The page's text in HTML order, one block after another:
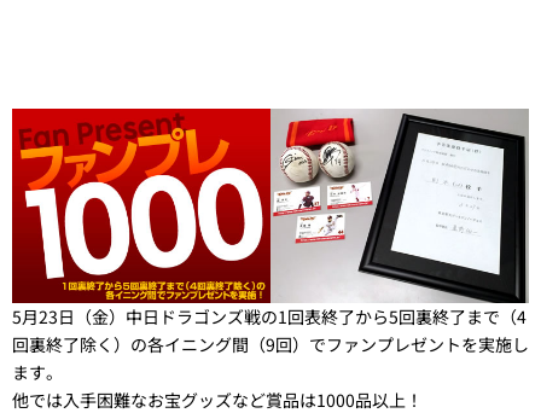
5月23日（金）中日ドラゴンズ戦の1回表終了から5回裏終了まで（4
回裏終了除く）の各イニング間（9回）でファンプレゼントを実施し
ます。
他では入手困難なお宝グッズなど賞品は1000品以上！